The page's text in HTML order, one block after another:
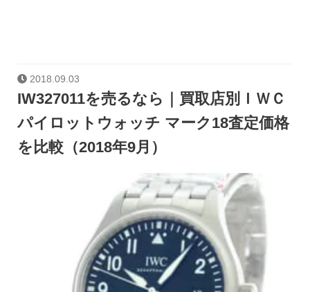
2018.09.03
IW327011を売るなら｜買取店別ＩＷＣ
パイロットウォッチ マーク18査定価格
を比較（2018年9月）